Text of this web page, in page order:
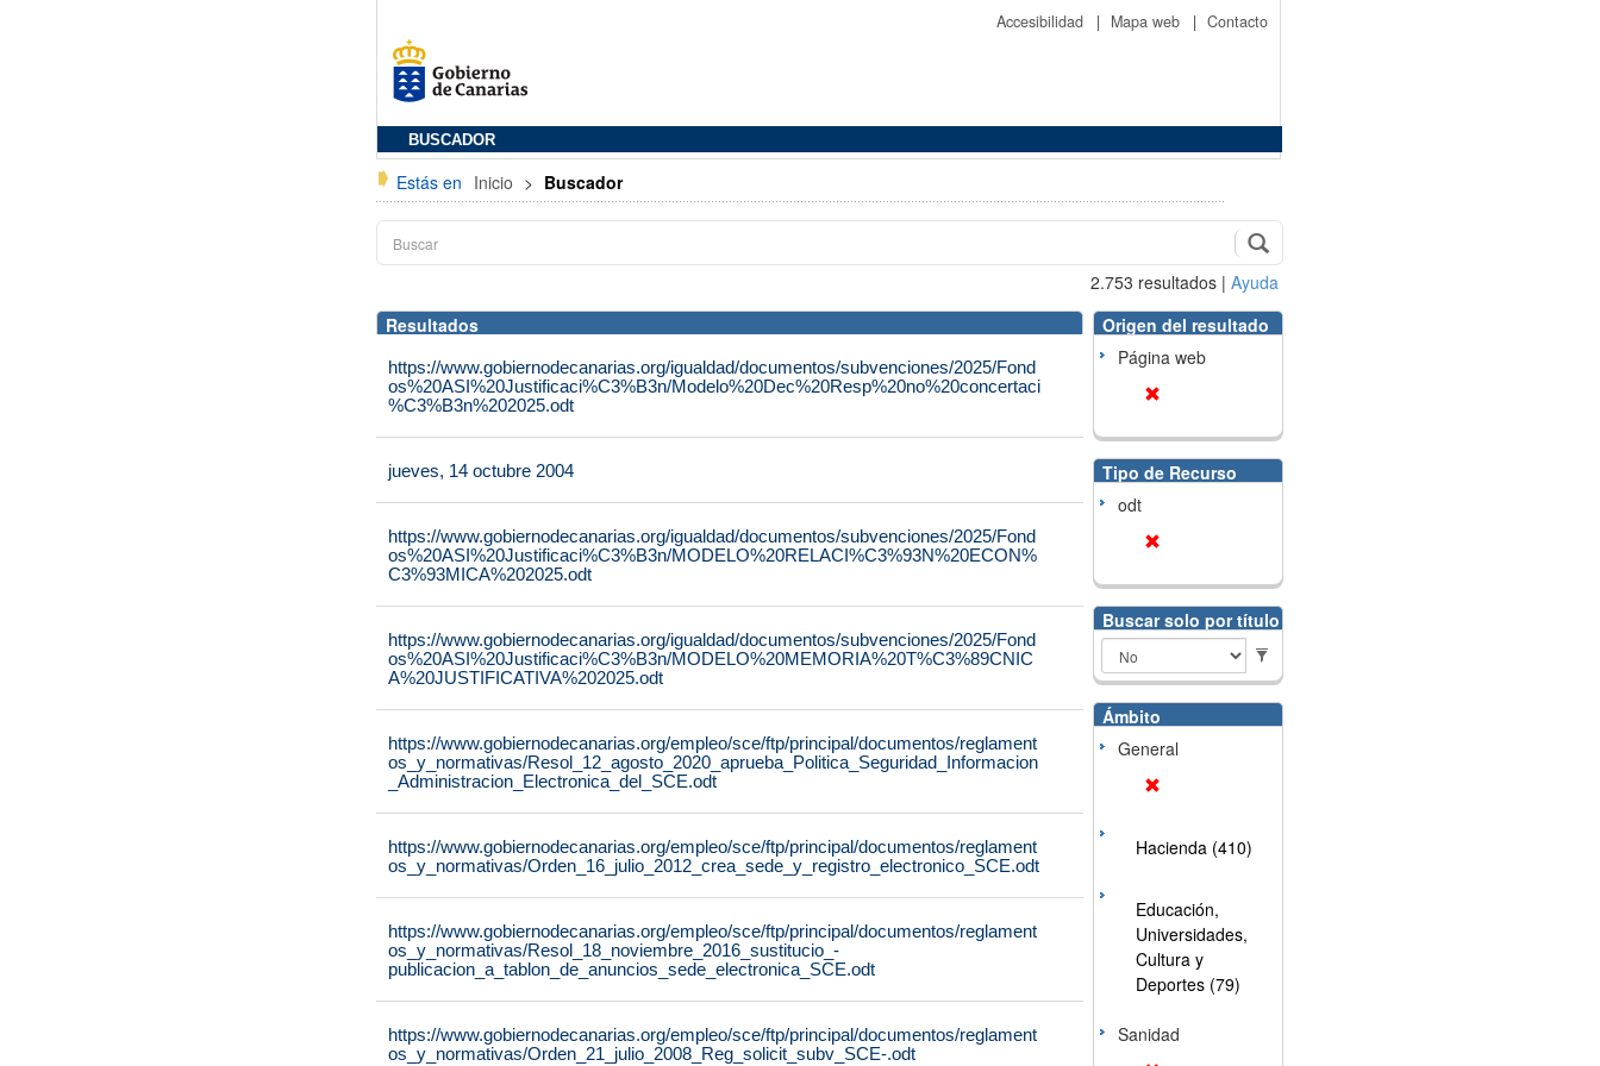
Accesibilidad | Mapa web | Contacto
BUSCADOR
Estás en Inicio > Buscador
2.753 resultados | Ayuda
Resultados
https://www.gobiernodecanarias.org/igualdad/documentos/subvenciones/2025/Fond
os%20ASI%20Justificaci%C3%B3n/Modelo%20Dec%20Resp%20no%20concertaci
%C3%B3n%202025.odt
jueves, 14 octubre 2004
https://www.gobiernodecanarias.org/igualdad/documentos/subvenciones/2025/Fond
os%20ASI%20Justificaci%C3%B3n/MODELO%20RELACI%C3%93N%20ECON%
C3%93MICA%202025.odt
https://www.gobiernodecanarias.org/igualdad/documentos/subvenciones/2025/Fond
os%20ASI%20Justificaci%C3%B3n/MODELO%20MEMORIA%20T%C3%89CNIC
A%20JUSTIFICATIVA%202025.odt
https://www.gobiernodecanarias.org/empleo/sce/ftp/principal/documentos/reglament
os_y_normativas/Resol_12_agosto_2020_aprueba_Politica_Seguridad_Informacion
_Administracion_Electronica_del_SCE.odt
https://www.gobiernodecanarias.org/empleo/sce/ftp/principal/documentos/reglament
os_y_normativas/Orden_16_julio_2012_crea_sede_y_registro_electronico_SCE.odt
https://www.gobiernodecanarias.org/empleo/sce/ftp/principal/documentos/reglament
os_y_normativas/Resol_18_noviembre_2016_sustitucio_-
publicacion_a_tablon_de_anuncios_sede_electronica_SCE.odt
https://www.gobiernodecanarias.org/empleo/sce/ftp/principal/documentos/reglament
os_y_normativas/Orden_21_julio_2008_Reg_solicit_subv_SCE-.odt
Origen del resultado
Página web
Tipo de Recurso
odt
Buscar solo por título
Ámbito
General
Hacienda (410)
Educación,
Universidades,
Cultura y
Deportes (79)
Sanidad